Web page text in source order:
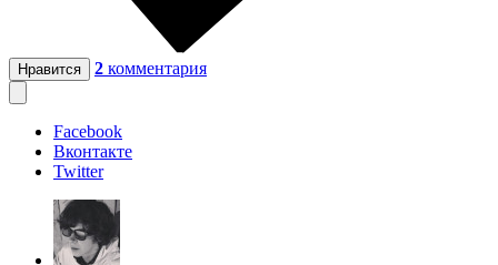
Нравится 2 комментария
Facebook
Вконтакте
Twitter